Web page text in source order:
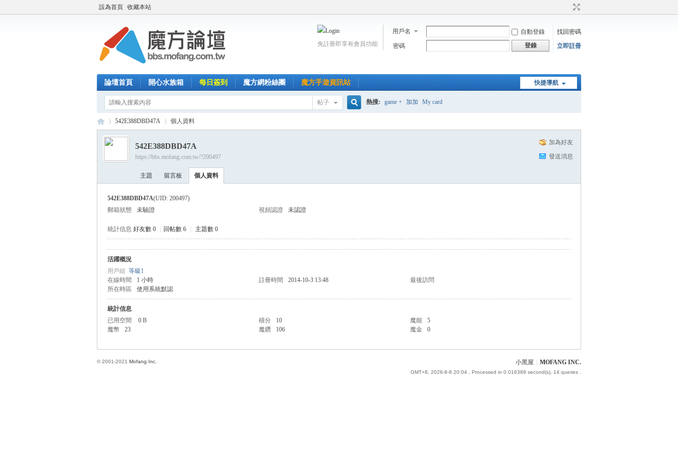
設為首頁 收藏本站
用戶名 自動登錄
找回密碼
密碼
登錄 立即註冊
免註冊即享有會員功能
快捷導航
論壇首頁 開心水族箱 每日簽到 魔方網粉絲團 魔方手遊資訊站
帖子 熱搜: game + 加加 My card
›
542E388DBD47A 個人資料
加為好友
發送消息
542E388DBD47A
https://bbs.mofang.com.tw/?200497
主題 留言板 個人資料
542E388DBD47A(UID: 200497)
郵箱狀態
未驗證 視頻認證 未認證
統計信息 好友數 0 回帖數 6 主題數 0
活躍概況
用戶組 等級1
在線時間
1 小時 註冊時間 2014-10-3 13:48
最後訪問
所在時區
使用系統默認
統計信息
已用空間
0 B 積分 10 魔能
5
魔幣
23 魔鑽 106 魔金 0
小黑屋 MOFANG INC.
GMT+8, 2026-8-8 20:04 , Processed in 0.016389 second(s), 14 queries .
© 2001-2021 Mofang Inc.